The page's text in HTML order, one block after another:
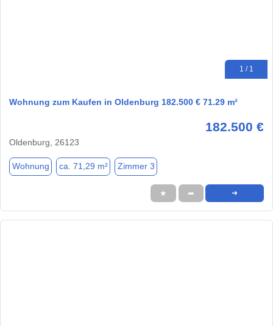
1 / 1
Wohnung zum Kaufen in Oldenburg 182.500 € 71.29 m²
182.500 €
Oldenburg, 26123
Wohnung ca. 71,29 m² Zimmer 3
★ ➦ ➜